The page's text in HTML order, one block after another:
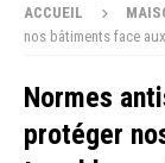
ACCUEIL
nos bâtiments face
Normes
protéger